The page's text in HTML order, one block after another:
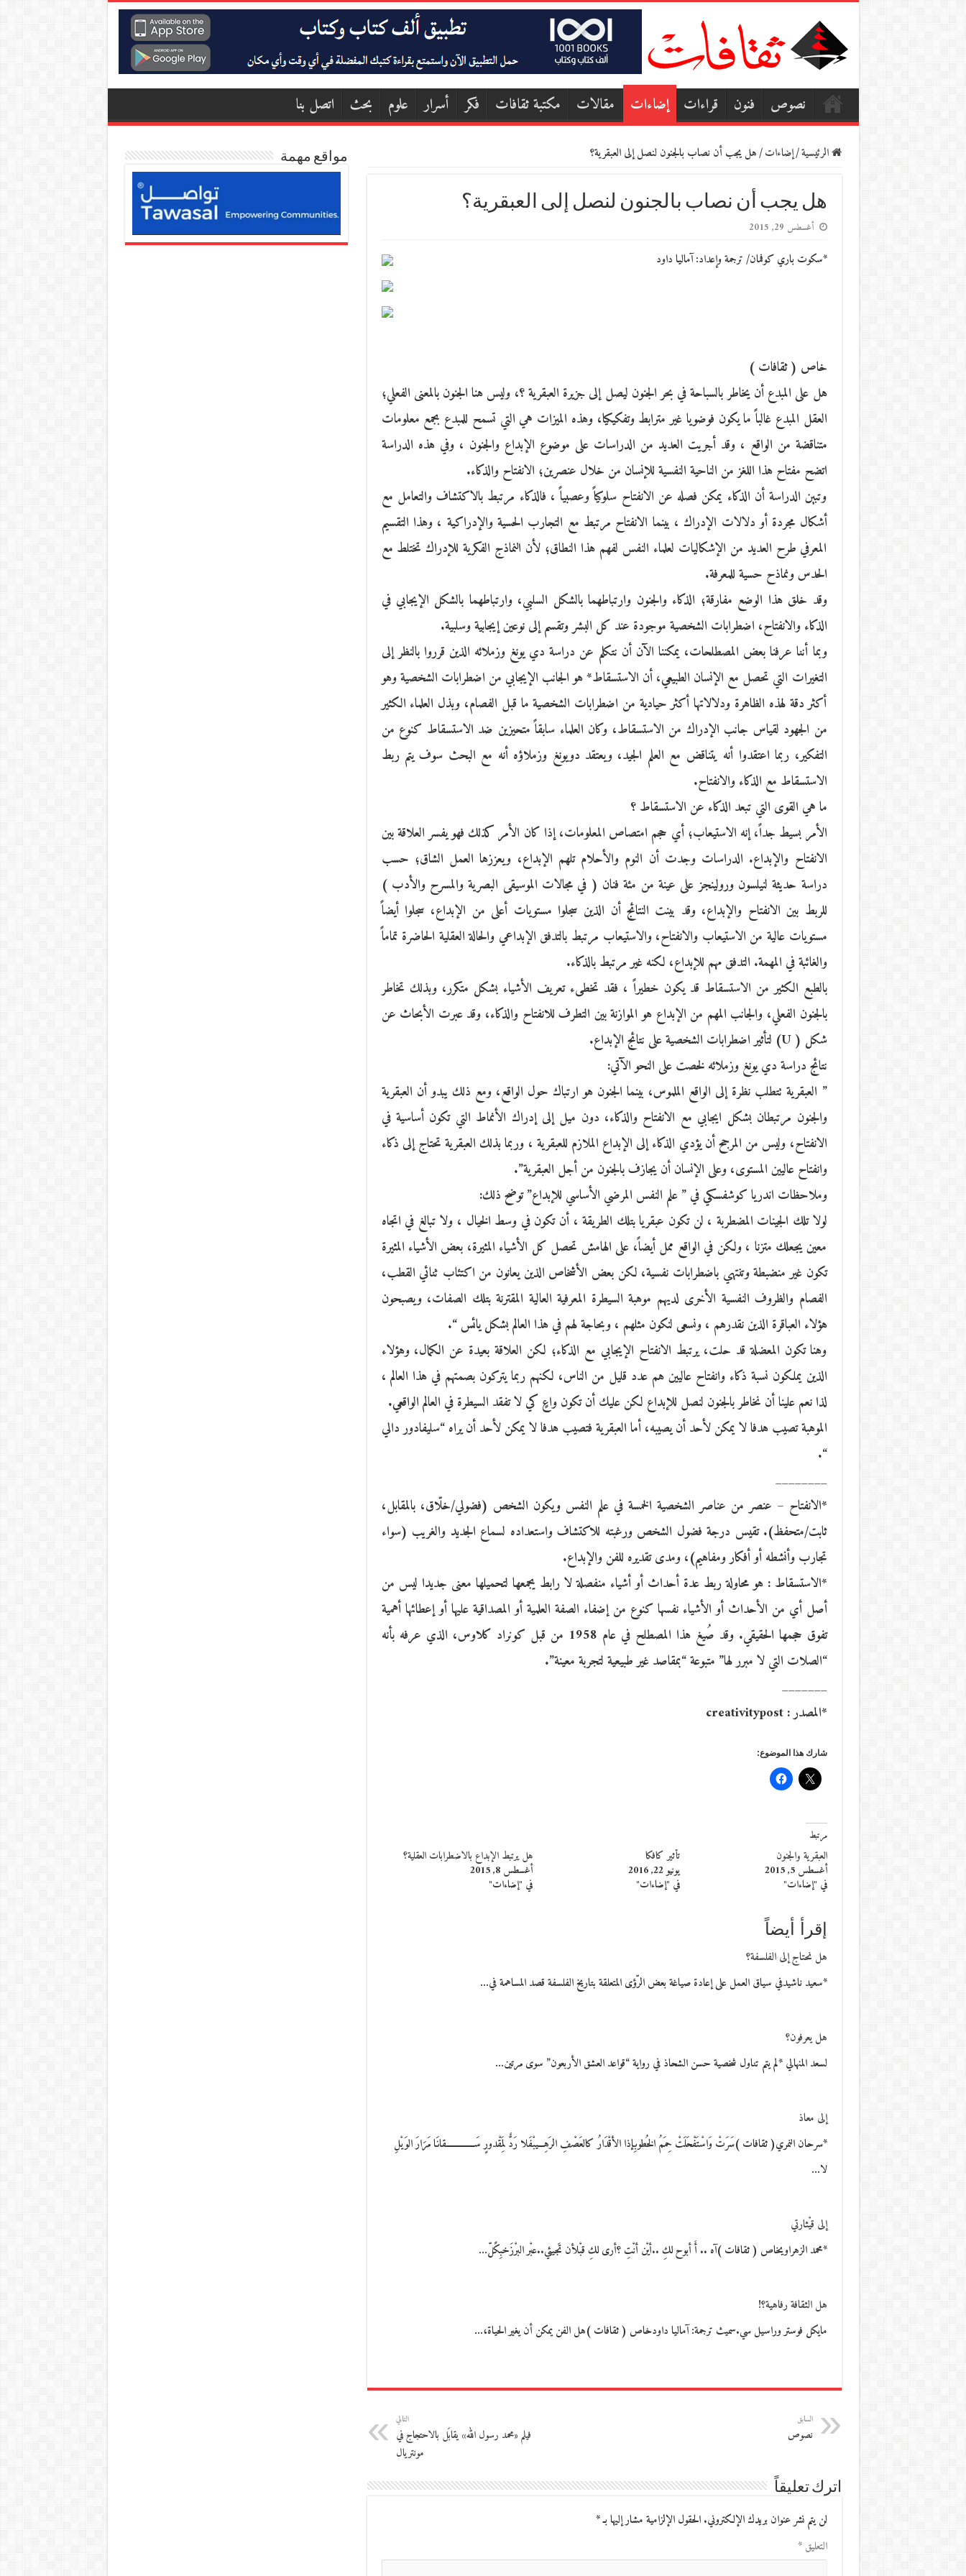
نصوص فنون قراءات إضاءات مقالات مكتبة ثقافات فكر أسرار علوم بحث اتصل بنا
الرئيسية/إضاءات/هل يجب أن نصاب بالجنون لنصل إلى العبقرية؟
هل يجب أن نصاب بالجنون لنصل إلى العبقرية؟
أغسطس 29, 2015
*سكوت باري كوفمان/ ترجمة وإعداد: آماليا داود
خاص ( ثقافات )
هل على المبدع أن يخاطر بالسباحة في بحر الجنون ليصل إلى جزيرة العبقرية ؟، وليس هنا الجنون بالمعنى الفعلي؛
العقل المبدع غالباً ما يكون فوضويا غير مترابط وتفكيكيا، وهذه الميزات هي التي تسمح للمبدع بجمع معلومات
متناقضة من الواقع ، وقد أجريت العديد من الدراسات على موضوع الإبداع والجنون ، وفي هذه الدراسة
اتضح مفتاح هذا اللغز من الناحية النفسية للإنسان من خلال عنصرين؛ الانفتاح والذكاء.
وتبين الدراسة أن الذكاء يمكن فصله عن الانفتاح سلوكياً وعصبياً ، فالذكاء مرتبط بالاكتشاف والتعامل مع
أشكال مجردة أو دلالات الإدراك ، بينما الانفتاح مرتبط مع التجارب الحسية والإدراكية ، وهذا التقسيم
المعرفي طرح العديد من الإشكاليات لعلماء النفس لفهم هذا النطاق؛ لأن النماذج الفكرية للإدراك تختلط مع
الحدس ونماذح حسية للمعرفة.
وقد خلق هذا الوضع مفارقة؛ الذكاء والجنون وارتباطهما بالشكل السلبي، وارتباطهما بالشكل الإيجابي في
الذكاء والانفتاح، اضطرابات الشخصية موجودة عند كل البشر وتقسم إلى نوعين إيجابية وسلبية.
وبما أننا عرفنا بعض المصطلحات، يمكننا الآن أن نتكلم عن دراسة دي يونغ وزملائه الذين قرروا بالنظر إلى
التغيرات التي تحصل مع الإنسان الطبيعي، أن الاستسقاط* هو الجانب الإيجابي من اضطرابات الشخصية وهو
أكثر دقة لهذه الظاهرة ودلالاتها أكثر حيادية من اضطرابات الشخصية ما قبل الفصام، وبذل العلماء الكثير
من الجهود لقياس جانب الإدراك من الاستسقاط، وكان العلماء سابقاً متحيزين ضد الاستسقاط كنوع من
التفكير، ربما اعتقدوا أنه يتناقض مع العلم الجيد، ويعتقد دويونغ وزملاؤه أنه مع البحث سوف يتم ربط
الاستسقاط مع الذكاء والانفتاح.
ما هي القوى التي تبعد الذكاء عن الاستسقاط ؟
الأمر بسيط جداً، إنه الاستيعاب؛ أي حجم امتصاص المعلومات، إذا كان الأمر كذلك فهو يفسر العلاقة بين
الانفتاح والإبداع. الدراسات وجدت أن النوم والأحلام تلهم الإبداع، ويعززها العمل الشاق؛ حسب
دراسة حديثة لنيلسون ورولينجز على عينة من مئة فنان ( في مجالات الموسيقى البصرية والمسرح والأدب )
للربط بين الانفتاح والإبداع، وقد بينت النتائج أن الذين سجلوا مستويات أعلى من الإبداع، سجلوا أيضاً
مستويات عالية من الاستيعاب والانفتاح، والاستيعاب مرتبط بالتدفق الإبداعي والحالة العقلية الحاضرة تماماً
والغائبة في المهمة. التدفق مهم للإبداع، لكنه غير مرتبط بالذكاء.
بالطبع الكثير من الاستسقاط قد يكون خطيراً ، فقد تخطىء تعريف الأشياء بشكل متكرر، وبذلك تخاطر
بالجنون الفعلي، والجانب المهم من الإبداع هو الموازنة بين التطرف للانفتاح والذكاء، وقد عبرت الأبحاث عن
شكل ( U) لتأثير اضطرابات الشخصية على نتائج الإبداع.
نتائج دراسة دي يونغ وزملائه لخصت على النحو الآتي:
” العبقرية تتطلب نظرة إلى الواقع الملموس، بينما الجنون هو ارتباك حول الواقع، ومع ذلك يبدو أن العبقرية
والجنون مرتبطان بشكل ايجابي مع الانفتاح والذكاء، دون ميل إلى إدراك الأنماط التي تكون أساسية في
الانفتاح، وليس من المرجح أن يؤدي الذكاء إلى الإبداع الملازم للعبقرية ، وربما بذلك العبقرية تحتاج إلى ذكاء
وانفتاح عاليين المستوى، وعلى الإنسان أن يجازف بالجنون من أجل العبقرية”.
وملاحظات اندريا كوشفسكي في ” علم النفس المرضي الأساسي للإبداع” توضح ذلك:
لولا تلك الجينات المضطربة ، لن تكون عبقريا بتلك الطريقة ، أن تكون في وسط الخيال ، ولا تبالغ في اتجاه
معين يجعلك متزنا ، ولكن في الواقع ممل أيضاً، على الهامش تحصل كل الأشياء المثيرة، بعض الأشياء المثيرة
تكون غير منضبطة وتنتهي باضطرابات نفسية، لكن بعض الأشخاص الذين يعانون من اكتئاب ثنائي القطب،
الفصام والظروف النفسية الأخرى لديهم موهبة السيطرة المعرفية العالية المقترنة بتلك الصفات، ويصبحون
هؤلاء العباقرة الذين نقدرهم ، ونسعى لنكون مثلهم ، وبحاجة لهم في هذا العالم بشكل يائس “.
وهنا تكون المعضلة قد حلت، يرتبط الانفتاح الإيجابي مع الذكاء؛ لكن العلاقة بعيدة عن الكمال، وهؤلاء
الذين يملكون نسبة ذكاء وانفتاح عاليين هم عدد قليل من الناس، لكنهم ربما يتركون بصمتهم في هذا العالم ،
لذا نعم علينا أن نخاطر بالجنون لنصل للإبداع لكن عليك أن تكون واعٍ كي لا تفقد السيطرة في العالم الواقعي.
الموهبة تصيب هدفا لا يمكن لأحد أن يصيبه، أما العبقرية فتصيب هدفا لا يمكن لأحد أن يراه “سليفادور دالي
“.
________
*الانفتاح – عنصر من عناصر الشخصية الخمسة في علم النفس ويكون الشخص (فضولي/خلّاق، بالمقابل،
ثابت/متحفظ). تقيس درجة فضول الشخص ورغبته للاكتشاف واستعداده لسماع الجديد والغريب (سواء
تجارب وأنشطه أو أفكار ومفاهيم)، ومدى تقديره للفن والإبداع.
*الاستسقاط : هو محاولة ربط عدة أحداث أو أشياء منفصلة لا رابط يجمعها لتحميلها معنى جديدا ليس من
أصل أي من الأحداث أو الأشياء نفسها كنوع من إضفاء الصفة العلمية أو المصداقية عليها أو إعطائها أهمية
تفوق حجمها الحقيقي. وقد صُيغ هذا المصطلح في عام 1958 من قبل كونراد كلاوس، الذي عرفه بأنه
“الصلات التي لا مبرر لها” متبوعة “بمقاصد غير طبيعية لتجربة معينة”.
_______
*المصدر : creativitypost
شارك هذا الموضوع:
مرتبط
العبقرية والجنون
أغسطس 5, 2015
في "إضاءات"
تأثير كافكا
يونيو 22, 2016
في "إضاءات"
هل يرتبط الإبداع بالاضطرابات العقلية؟
أغسطس 8, 2015
في "إضاءات"
إقرأ أيضاً
هل نحتاج إلى الفلسفة؟
*سعيد ناشيدفي سياق العمل على إعادة صياغة بعض الرّؤى المتعلقة بتاريخ الفلسفة قصد المساهمة في…
هل يعرفون؟
لسعد المنهالي *لم يتم تناول شخصية حسن الشحاذ في رواية “قواعد العشق الأربعون” سوى مرتين…
إلى معاذ
*سرحان النمري( ثقافات )سَرَتْ وَاسْتَفْحَلَتْ حِمَمُ الخُطوبِإذا الأقْدَارُ كالعَصْفِ الرَهِـــيبْفَلا رَدٌّ لِمَقْدورٍ سَـــــــــــــقانَا مَرَارَ الوَيْلِ
لا…
إلى قيْثارتي
*محمد الزهراويخاص ( ثقافات )آه .. أَ أبوح لكِ ..أيْن أنْتِ ؟أرى لكِ قبْلأن تَجيئي..عبْر البرْزَخبِكًلّ…
هل الثقافة رفاهية؟!
مايكل فوستر وراسيل سي.سميث ترجمة: آماليا داودخاص ( ثقافات )هل الفن يمكن أن يغير الحياة،…
السابق
نصوص
التالي
فيلم «محمد رسول الله» يقابَل بالاحتجاج في
مونتريال
اترك تعليقاً
لن يتم نشر عنوان بريدك الإلكتروني. الحقول الإلزامية مشار إليها بـ*
التعليق*
مواقع مهمة